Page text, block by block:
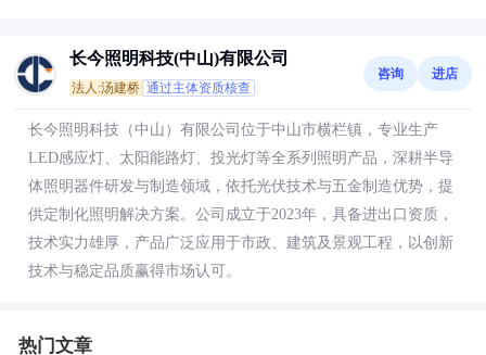
长今照明科技(中山)有限公司
法人:汤建桥 通过主体资质核查
咨询 进店
长今照明科技（中山）有限公司位于中山市横栏镇，专业生产
LED感应灯、太阳能路灯、投光灯等全系列照明产品，深耕半导
体照明器件研发与制造领域，依托光伏技术与五金制造优势，提
供定制化照明解决方案。公司成立于2023年，具备进出口资质，
技术实力雄厚，产品广泛应用于市政、建筑及景观工程，以创新
技术与稳定品质赢得市场认可。
热门文章